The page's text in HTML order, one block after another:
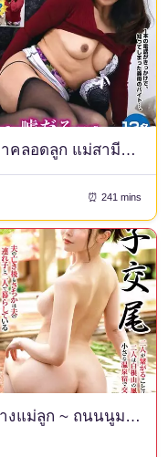
DBNK-050 พอโทรเรียกแม่บ้านมาคลอดลูก แม่สามีก็มา... 4 ชั่วโมง
⏰ 241 mins
BKD-344 การมีเพศสัมพันธ์ระหว่างแม่ลูก ~ ถนนนูมาตะชิราเนะออนเซ็น ~ อากิโมโตะซาชิกะ